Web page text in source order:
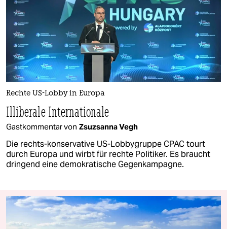
Rechte US-Lobby in Europa
Illiberale Internationale
Gastkommentar von Zsuzsanna Vegh
Die rechts-konservative US-Lobbygruppe CPAC tourt
durch Europa und wirbt für rechte Politiker. Es braucht
dringend eine demokratische Gegenkampagne.